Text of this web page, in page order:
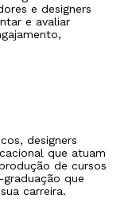
e designers
e avaliar
designers
que atuam
de cursos
que
carreira.